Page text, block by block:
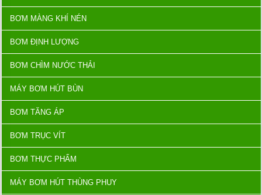
BƠM MÀNG KHÍ NÉN
BƠM ĐỊNH LƯỢNG
BƠM CHÌM NƯỚC THẢI
MÁY BƠM HÚT BÙN
BƠM TĂNG ÁP
BƠM TRỤC VÍT
BƠM THỰC PHẨM
MÁY BƠM HÚT THÙNG PHUY